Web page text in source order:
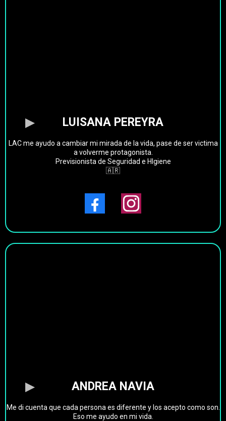
LUISANA PEREYRA
LAC me ayudo a cambiar mi mirada de la vida, pase de ser victima
a volverme protagonista.
Previsionista de Seguridad e HIgiene
🇦🇷
ANDREA NAVIA
Me di cuenta que cada persona es diferente y los acepto como son.
Eso me ayudo en mi vida.